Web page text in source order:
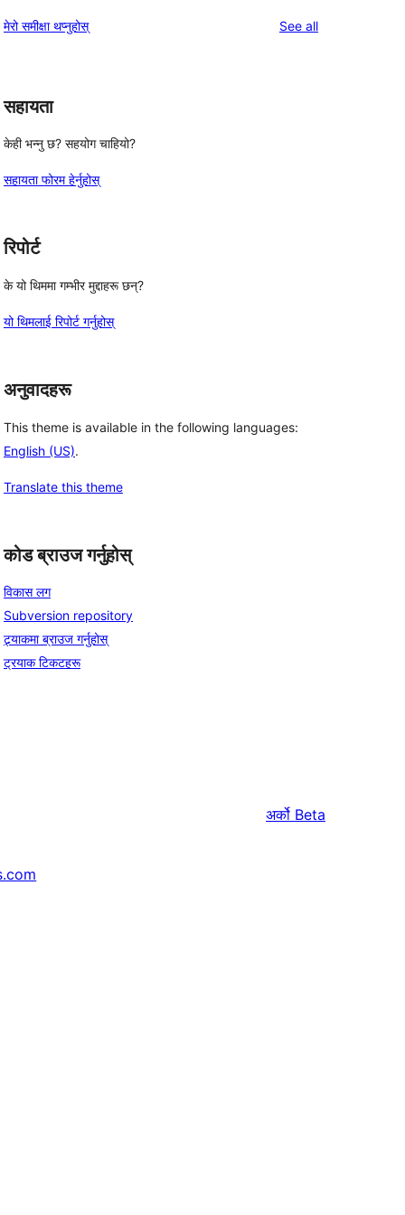
समीक्षाहरू
तारा
मेरो समीक्षा थप्नुहोस् See allreviews
सहायता
केही भन्नु छ? सहयोग चाहियो?
सहायता फोरम हेर्नुहोस्
रिपोर्ट
के यो थिममा गम्भीर मुद्दाहरू छन्?
यो थिमलाई रिपोर्ट गर्नुहोस्
अनुवादहरू
This theme is available in the following languages:
English (US).
Translate this theme
कोड ब्राउज गर्नुहोस्
विकास लग
Subversion repository
ट्र्याकमा ब्राउज गर्नुहोस्
ट्रयाक टिकटहरू
अर्को Beta